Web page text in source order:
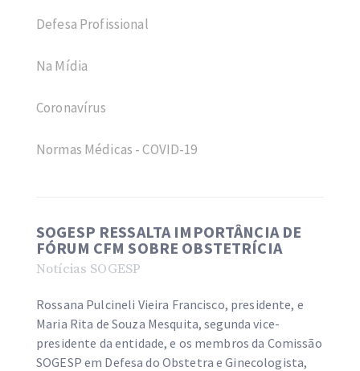
Defesa Profissional
Na Mídia
Coronavírus
Normas Médicas - COVID-19
SOGESP RESSALTA IMPORTÂNCIA DE
FÓRUM CFM SOBRE OBSTETRÍCIA
Notícias SOGESP
Rossana Pulcineli Vieira Francisco, presidente, e
Maria Rita de Souza Mesquita, segunda vice-
presidente da entidade, e os membros da Comissão
SOGESP em Defesa do Obstetra e Ginecologista,